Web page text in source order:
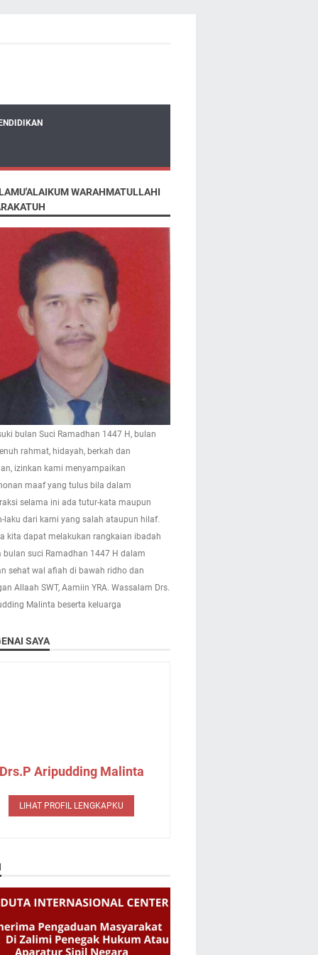
WARAHMATULLAHI
bulan Suci Ramadhan 1447 H, bulan
rahmat, hidayah, berkah dan
izinkan kami menyampaikan
maaf yang tulus bila dalam
selama ini ada tutur-kata maupun
laku dari kami yang salah ataupun hilaf.
kita dapat melakukan rangkaian ibadah
bulan suci Ramadhan 1447 H dalam
sehat wal afiah di bawah ridho dan
Allaah SWT, Aamiin YRA. Wassalam Drs.
Malinta beserta keluarga
SAYA
Aripudding Malinta
LIHAT PROFIL LENGKAPKU